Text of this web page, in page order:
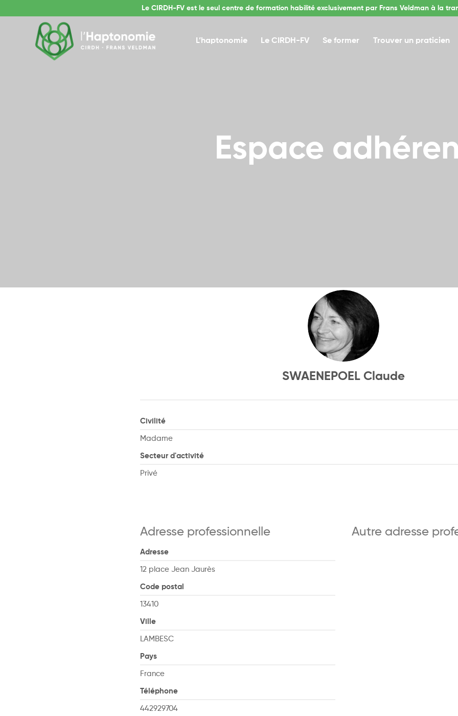
Le CIRDH-FV est le seul centre de formation habilité exclusivement par Frans Veldman à la
L’haptonomie Le CIRDH-FV Se former Trouver un praticien
Espace
SWAENEPOEL Claude
Civilité
Madame
Secteur d'activité
Privé
Adresse professionnelle
Adresse
12 place Jean Jaurès
Code postal
13410
Ville
LAMBESC
Pays
France
Téléphone
442929704
Autre adresse